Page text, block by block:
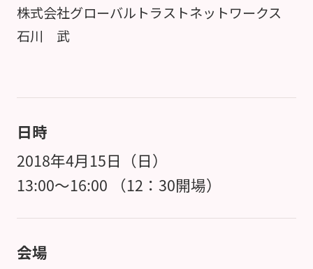
株式会社グローバルトラストネットワークス
石川 武
日時
2018年4月15日（日）
13:00～16:00 （12：30開場）
会場